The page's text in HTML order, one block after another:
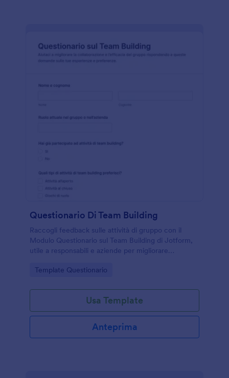
Questionario Di Team Building
Raccogli feedback sulle attività di gruppo con il
Modulo Questionario sul Team Building di Jotform,
utile a responsabili e aziende per migliorare
tramite raccolta dati online.
Go to Category:
Template Questionario
Usa Template
Anteprima